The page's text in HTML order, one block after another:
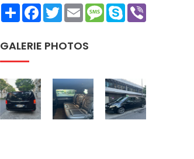
ShareFacebookTwitterEmailMessage
Skype
GALERIE PHOTOS